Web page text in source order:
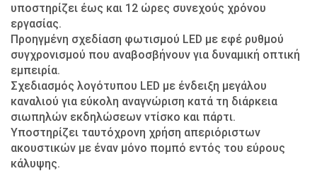
υποστηρίζει έως και 12 ώρες συνεχούς χρόνου
εργασίας.
Προηγμένη σχεδίαση φωτισμού LED με εφέ ρυθμού
συγχρονισμού που αναβοσβήνουν για δυναμική οπτική
εμπειρία.
Σχεδιασμός λογότυπου LED με ένδειξη μεγάλου
καναλιού για εύκολη αναγνώριση κατά τη διάρκεια
σιωπηλών εκδηλώσεων ντίσκο και πάρτι.
Υποστηρίζει ταυτόχρονη χρήση απεριόριστων
ακουστικών με έναν μόνο πομπό εντός του εύρους
κάλυψης.